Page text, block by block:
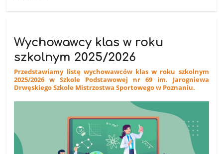
Wychowawcy klas w roku
szkolnym 2025/2026
Przedstawiamy listę wychowawców klas w roku szkolnym
2025/2026 w Szkole Podstawowej nr 69 im. Jarogniewa
Drwęskiego Szkole Mistrzostwa Sportowego w Poznaniu.